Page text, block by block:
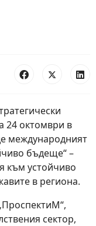
24 октомври в
международният
бъдеще“ –
към устойчиво
в региона.
сектор,